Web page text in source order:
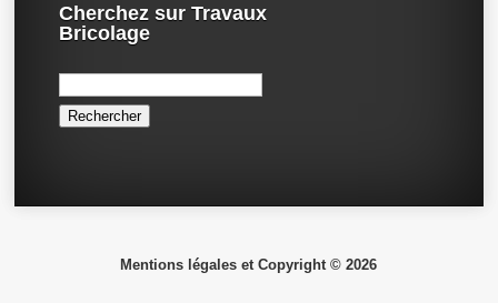
Cherchez sur Travaux
Bricolage
Rechercher :
Mentions légales et Copyright © 2026